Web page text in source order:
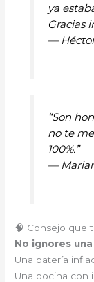
ya
Gracias
—
“Son
no te
100%.”
—
🧠 Consejo que
No ignores
Una batería
Una bocina con